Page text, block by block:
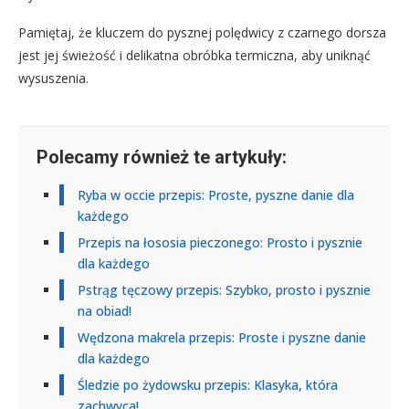
Pamiętaj, że kluczem do pysznej polędwicy z czarnego dorsza
jest jej świeżość i delikatna obróbka termiczna, aby uniknąć
wysuszenia.
Polecamy również te artykuły:
Ryba w occie przepis: Proste, pyszne danie dla
każdego
Przepis na łososia pieczonego: Prosto i pysznie
dla każdego
Pstrąg tęczowy przepis: Szybko, prosto i pysznie
na obiad!
Wędzona makrela przepis: Proste i pyszne danie
dla każdego
Śledzie po żydowsku przepis: Klasyka, która